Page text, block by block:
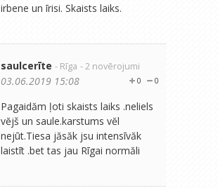
irbene un īrisi. Skaists laiks.
saulcerīte - Rīga - 2 novērojumi
0
0
03.06.2019 15:08
Pagaidăm ļoti skaists laiks .neliels
vĕjš un saule.karstums vĕl
nejūt.Tiesa jăsăk jsu intensīvăk
laistīt .bet tas jau Rīgai normăli